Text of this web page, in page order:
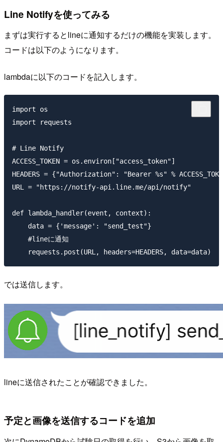
Line Notifyを使ってみる
まずは実行するとlineに通知するだけの機能を実装します。
コードは以下のようになります。
lambdaに以下のコードを記入します。
import os
import requests
# Line Notify
ACCESS_TOKEN = os.environ["access_token"]
HEADERS = {"Authorization": "Bearer %s" %
URL = "https://notify-api.line.me/api/notify"
def lambda_handler(event, context):
    data = {'message': "send_test"}
    #lineに通知
では送信します。
lineに送信されたことが確認できました。
予定と画像を送信するコードを追加